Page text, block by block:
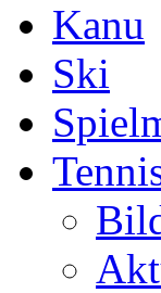
Kanu
Ski